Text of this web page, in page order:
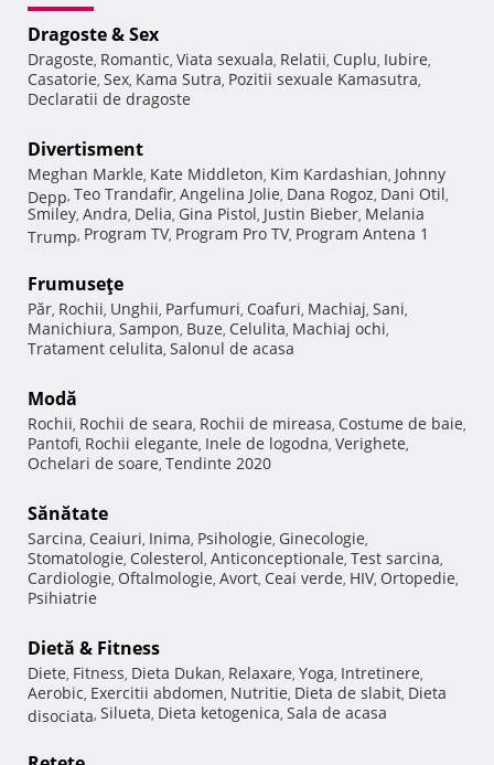
Dragoste & Sex
Dragoste, Romantic, Viata sexuala, Relatii, Cuplu, Iubire,
Casatorie, Sex, Kama Sutra, Pozitii sexuale Kamasutra,
Declaratii de dragoste
Divertisment
Meghan Markle, Kate Middleton, Kim Kardashian, Johnny
Depp, Teo Trandafir, Angelina Jolie, Dana Rogoz, Dani Otil,
Smiley, Andra, Delia, Gina Pistol, Justin Bieber, Melania
Trump, Program TV, Program Pro TV, Program Antena 1
Frumuseţe
Păr, Rochii, Unghii, Parfumuri, Coafuri, Machiaj, Sani,
Manichiura, Sampon, Buze, Celulita, Machiaj ochi,
Tratament celulita, Salonul de acasa
Modă
Rochii, Rochii de seara, Rochii de mireasa, Costume de baie,
Pantofi, Rochii elegante, Inele de logodna, Verighete,
Ochelari de soare, Tendinte 2020
Sănătate
Sarcina, Ceaiuri, Inima, Psihologie, Ginecologie,
Stomatologie, Colesterol, Anticonceptionale, Test sarcina,
Cardiologie, Oftalmologie, Avort, Ceai verde, HIV, Ortopedie,
Psihiatrie
Dietă & Fitness
Diete, Fitness, Dieta Dukan, Relaxare, Yoga, Intretinere,
Aerobic, Exercitii abdomen, Nutritie, Dieta de slabit, Dieta
disociata, Silueta, Dieta ketogenica, Sala de acasa